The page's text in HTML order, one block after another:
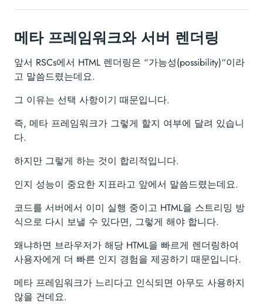
메타 프레임워크와 서버 렌더링
앞서 RSCs에서 HTML 렌더링은 “가능성(possibility)“이라
고 말씀드렸는데요.
그 이유는 선택 사항이기 때문입니다.
즉, 메타 프레임워크가 그렇게 할지 여부에 달려 있습니
다.
하지만 그렇게 하는 것이 합리적입니다.
인지 성능이 중요한 지표라고 앞에서 말씀드렸는데요.
코드를 서버에서 이미 실행 중이고 HTML을 스트리밍 방
식으로 다시 보낼 수 있다면, 그렇게 해야 합니다.
왜냐하면 브라우저가 해당 HTML을 빠르게 렌더링하여
사용자에게 더 빠른 인지 경험을 제공하기 때문입니다.
메타 프레임워크가 느리다고 인식되면 아무도 사용하지
않을 건데요.